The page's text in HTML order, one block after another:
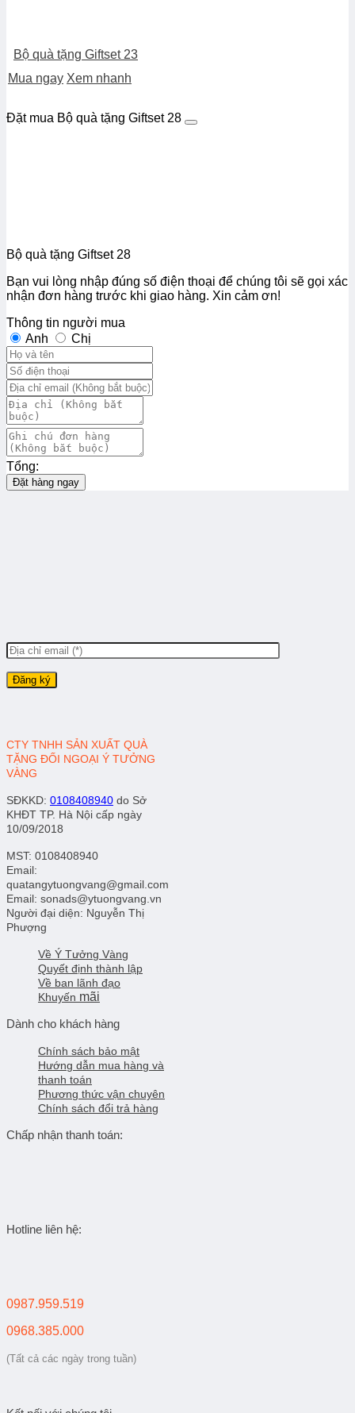
Bộ quà tặng Giftset 23
Mua ngay Xem nhanh
Đặt mua Bộ quà tặng Giftset 28
Bộ quà tặng Giftset 28
Bạn vui lòng nhập đúng số điện thoại để chúng tôi sẽ gọi xác
nhận đơn hàng trước khi giao hàng. Xin cảm ơn!
Thông tin người mua
Anh
Chị
Tổng:
Đặt hàng ngay
CTY TNHH SẢN XUẤT QUÀ
TẶNG ĐỐI NGOẠI Ý TƯỞNG
VÀNG
SĐKKD: 0108408940 do Sở
KHĐT TP. Hà Nội cấp ngày
10/09/2018
MST: 0108408940
Email:
quatangytuongvang@gmail.com
Email: sonads@ytuongvang.vn
Người đại diện: Nguyễn Thị
Phượng
Về Ý Tưởng Vàng
Quyết định thành lập
Về ban lãnh đạo
Khuyến mãi
Dành cho khách hàng
Chính sách bảo mật
Hướng dẫn mua hàng và
thanh toán
Phương thức vận chuyên
Chính sách đổi trả hàng
Chấp nhận thanh toán:
Hotline liên hệ:
0987.959.519
0968.385.000
(Tất cả các ngày trong tuần)